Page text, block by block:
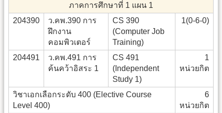
ภาคการศึกษาที่ 1 แผน 1
204390
ว.คพ.390 การ
ฝึกงาน
คอมพิวเตอร์
CS 390
(Computer Job
Training)
1(0-6-0)
204491
ว.คพ.491 การ
ค้นคว้าอิสระ 1
CS 491
(Independent
Study 1)
1
หน่วยกิต
วิชาเอกเลือกระดับ 400 (Elective Course
Level 400)
6
หน่วยกิต